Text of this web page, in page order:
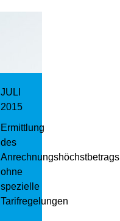
JULI
2015
Ermittlung
des
Anrechnungshöchstbetrags
ohne
spezielle
Tarifregelungen